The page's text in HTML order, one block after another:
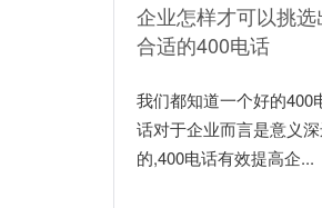
企业怎样才可以挑选
合适的400电话
我们都知道一个好的400
话对于企业而言是意义
的,400电话有效提高企...